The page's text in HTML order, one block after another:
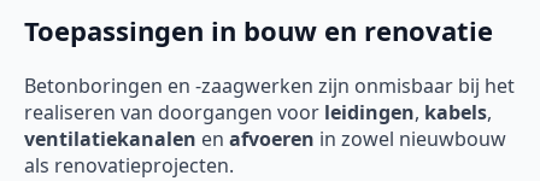
Toepassingen in bouw en renovatie
Betonboringen en -zaagwerken zijn onmisbaar bij het
realiseren van doorgangen voor leidingen, kabels,
ventilatiekanalen en afvoeren in zowel nieuwbouw
als renovatieprojecten.